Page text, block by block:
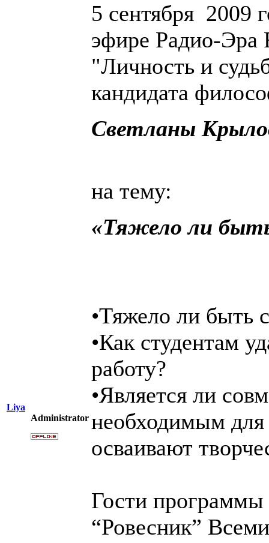
Liya
Administrator
5 сентября 2009
эфире Радио-Эра
"Личность и
кандидата
Светланы
на тему:
«Тяжело ли
•Тяжело ли быть
•Как студентам
работу?
•Является ли
необходимым для
осваивают
Гости
“Ровесник”